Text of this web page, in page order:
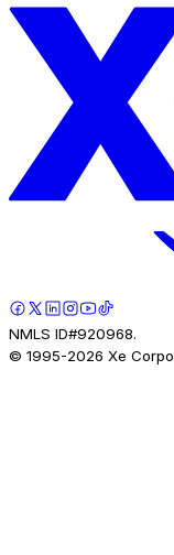
NMLS ID#920968.
© 1995-2026 Xe